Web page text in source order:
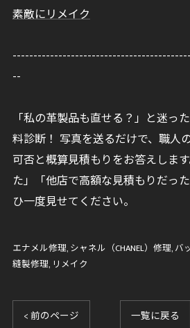
素敵にリメイク
--
「私の革製品も直せる？」と迷っ
料診断！ 写真を送るだけで、職人
可否と概算見積もりをお答えしま
た」「他店で高額な見積もりだっ
ひ一度見せてください。
エナメル修理 シャネル（CHANEL）修理 バ
縫製修理 リメイク
< 前のページ 一覧に戻る